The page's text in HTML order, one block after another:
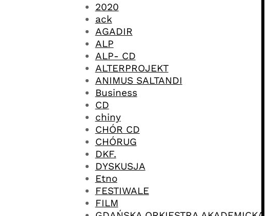
2020
ack
AGADIR
ALP
ALP- CD
ALTERPROJEKT
ANIMUS SALTANDI
Business
CD
chiny
CHÓR CD
CHÓRUG
DKF.
DYSKUSJA
Etno
FESTIWALE
FILM